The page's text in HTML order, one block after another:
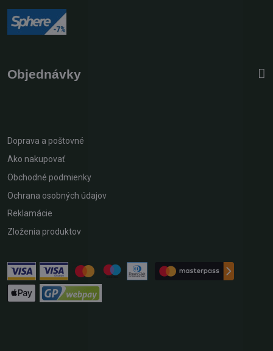
Objednávky
Doprava a poštovné
Ako nakupovať
Obchodné podmienky
Ochrana osobných údajov
Reklamácie
Zloženia produktov